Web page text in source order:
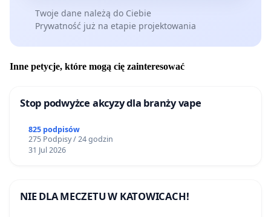
Twoje dane należą do Ciebie
Prywatność już na etapie projektowania
Inne petycje, które mogą cię zainteresować
Stop podwyżce akcyzy dla branży vape
825 podpisów
275 Podpisy / 24 godzin
31 Jul 2026
NIE DLA MECZETU W KATOWICACH!